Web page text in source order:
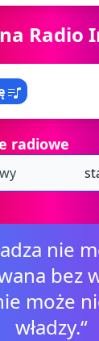
Radio
radiowe
nie
bez
może
władzy.“